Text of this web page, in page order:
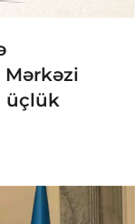
Mərkəzi
üçlük